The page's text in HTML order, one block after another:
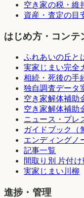
空き家の税・維
資産・査定の目
はじめ方・コンテ
ふれあいの丘と
実家じまい完全
相続・死後の手
独自調査データ
空き家解体補助
空き家解体補助
ニュース・プレ
ガイドブック（
エンディングノ
記事一覧
間取り別 片付け
実家じまい川柳
進捗・管理